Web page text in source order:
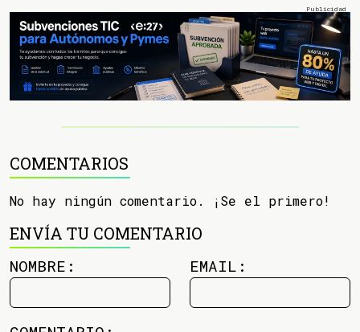
COMENTARIOS
No hay ningún comentario. ¡Se el primero!
ENVÍA TU COMENTARIO
NOMBRE: EMAIL: